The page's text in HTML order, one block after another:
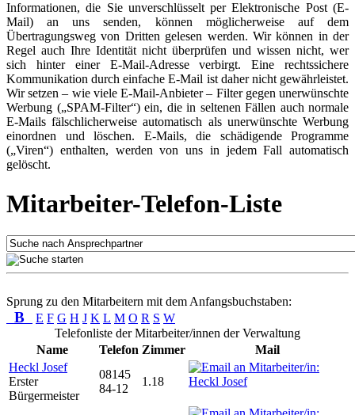
Informationen, die Sie unverschlüsselt per Elektronische Post (E-
Mail) an uns senden, können möglicherweise auf dem
Übertragungsweg von Dritten gelesen werden. Wir können in der
Regel auch Ihre Identität nicht überprüfen und wissen nicht, wer
sich hinter einer E-Mail-Adresse verbirgt. Eine rechtssichere
Kommunikation durch einfache E-Mail ist daher nicht gewährleistet.
Wir setzen – wie viele E-Mail-Anbieter – Filter gegen unerwünschte
Werbung („SPAM-Filter“) ein, die in seltenen Fällen auch normale
E-Mails fälschlicherweise automatisch als unerwünschte Werbung
einordnen und löschen. E-Mails, die schädigende Programme
(„Viren“) enthalten, werden von uns in jedem Fall automatisch
gelöscht.
Mitarbeiter-Telefon-Liste
Sprung zu den Mitarbeitern mit dem Anfangsbuchstaben:
B E F G H J K L M O R S W
Telefonliste der Mitarbeiter/innen der Verwaltung
Name
Telefon Zimmer
Mail
Heckl Josef
Erster
Bürgermeister
08145
84-12
1.18